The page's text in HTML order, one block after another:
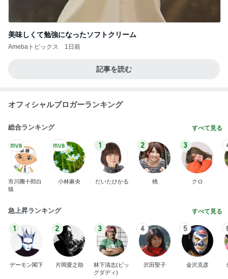
美味しくて勉強になったソフトクリーム
Amebaトピックス 1日前
記事を読む
オフィシャルブロガーランキング
総合ランキング すべて見る
市川團十郎白
猿
小林麻央
1
だいたひかる
2
桃
3
クロ
急上昇ランキング すべて見る
1
デーモン閣下
2
片岡愛之助
3
林下清志(ビッ
グダディ)
4
沢田聖子
5
金沢克彦